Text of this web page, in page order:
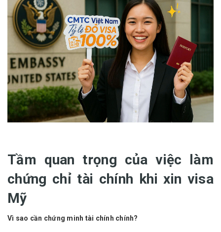
Tầm quan trọng của việc làm
chứng chỉ tài chính khi xin visa
Mỹ
Vì sao cần chứng minh tài chính chính?